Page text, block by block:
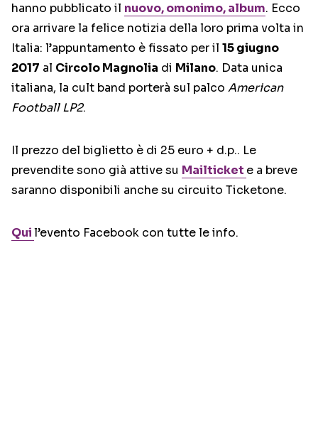
hanno pubblicato il nuovo, omonimo, album. Ecco
ora arrivare la felice notizia della loro prima volta in
Italia: l’appuntamento è fissato per il 15 giugno
2017 al Circolo Magnolia di Milano. Data unica
italiana, la cult band porterà sul palco American
Football LP2.
Il prezzo del biglietto è di 25 euro + d.p.. Le
prevendite sono già attive su Mailticket e a breve
saranno disponibili anche su circuito Ticketone.
Quil’evento Facebook con tutte le info.